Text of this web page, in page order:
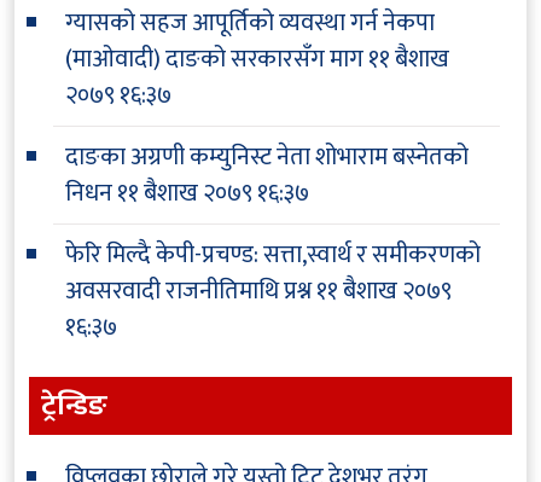
ग्यासको सहज आपूर्तिको व्यवस्था गर्न नेकपा
(माओवादी) दाङको सरकारसँग माग११ बैशाख
२०७९ १६:३७
दाङका अग्रणी कम्युनिस्ट नेता शोभाराम बस्नेतको
निधन११ बैशाख २०७९ १६:३७
फेरि मिल्दै केपी-प्रचण्ड: सत्ता,स्वार्थ र समीकरणको
अवसरवादी राजनीतिमाथि प्रश्न११ बैशाख २०७९
१६:३७
ट्रेन्डिङ